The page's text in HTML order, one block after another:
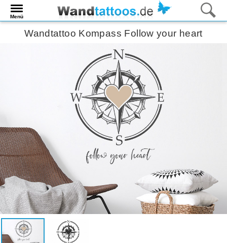
Menü
Wandtattoo Kompass Follow your heart